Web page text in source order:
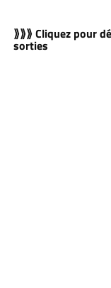
⟫⟫⟫ Cliquez pour
sorties